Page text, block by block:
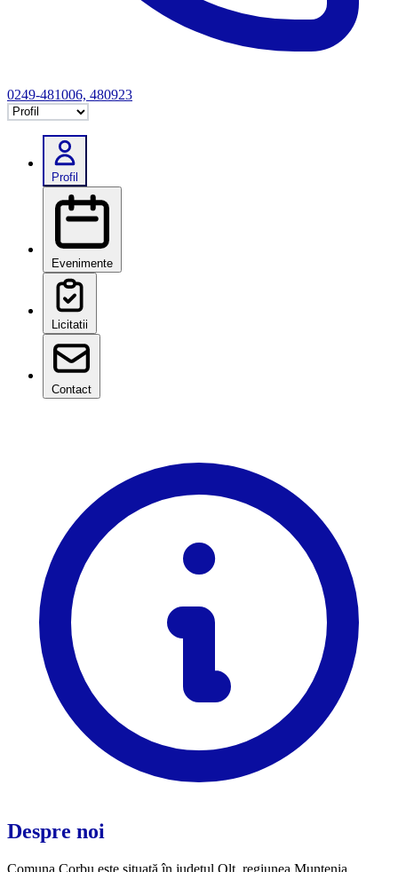
0249-481006, 480923
Selectează tab
Profil
Evenimente
Licitatii
Contact
Despre noi
Comuna Corbu este situată în județul Olt, regiunea Muntenia,